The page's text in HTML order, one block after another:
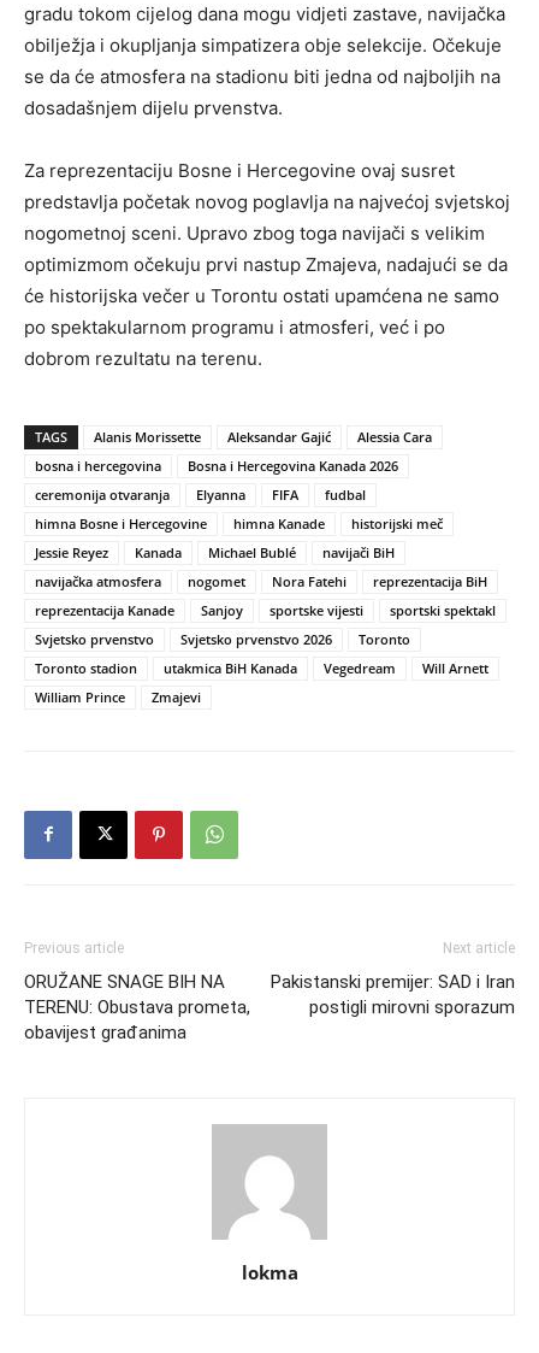
gradu tokom cijelog dana mogu vidjeti zastave, navijačka
obilježja i okupljanja simpatizera obje selekcije. Očekuje
se da će atmosfera na stadionu biti jedna od najboljih na
dosadašnjem dijelu prvenstva.
Za reprezentaciju Bosne i Hercegovine ovaj susret
predstavlja početak novog poglavlja na najvećoj svjetskoj
nogometnoj sceni. Upravo zbog toga navijači s velikim
optimizmom očekuju prvi nastup Zmajeva, nadajući se da
će historijska večer u Torontu ostati upamćena ne samo
po spektakularnom programu i atmosferi, već i po
dobrom rezultatu na terenu.
TAGS Alanis Morissette Aleksandar Gajić
Alessia Cara
bosna i hercegovina
Bosna i Hercegovina Kanada 2026
ceremonija otvaranja
Elyanna FIFA
fudbal
himna Bosne i Hercegovine
himna Kanade
historijski meč
Jessie Reyez
Kanada Michael Bublé
navijači BiH
navijačka atmosfera
nogomet Nora Fatehi
reprezentacija BiH
reprezentacija Kanade
Sanjoy sportske vijesti
sportski spektakl
Svjetsko prvenstvo
Svjetsko prvenstvo 2026
Toronto
Toronto stadion
utakmica BiH Kanada Vegedream
Will Arnett
William Prince
Zmajevi
Previous article
ORUŽANE SNAGE BIH NA
TERENU: Obustava prometa,
obavijest građanima
Next article
Pakistanski premijer: SAD i Iran
postigli mirovni sporazum
lokma